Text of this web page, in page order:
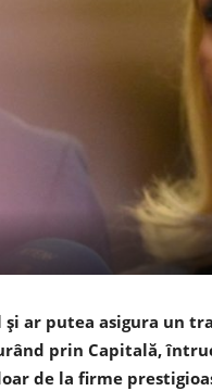
și ar putea asigura un
prin Capitală,
de la firme